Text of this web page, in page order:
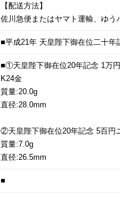
【配送方法】
佐川急便またはヤマト運輸、ゆ
■平成21年 天皇陛下御在位二十
■①天皇陛下御在位20年記念 1万
K24金
質量:20.0g
直径:28.0mm
②天皇陛下御在位20年記念 5百円
質量:7.0g
直径:26.5mm
■